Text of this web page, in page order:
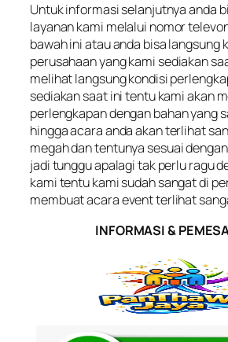
Untuk informasi selanjutnya anda
layanan kami melalui nomor
bawah ini atau anda bisa langsung
perusahaan yang kami sediakan
melihat langsung kondisi
sediakan saat ini tentu kami akan
perlengkapan dengan bahan yang
hingga acara anda akan terlihat
megah dan tentunya sesuai
jadi tunggu apalagi tak perlu ragu
kami tentu kami sudah sangat di
membuat acara event terlihat
INFORMASI &